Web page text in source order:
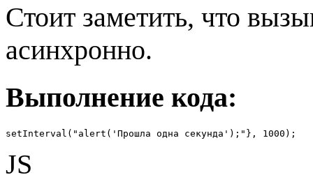
Стоит заметить, что
асинхронно.
Выполнение кода:
setInterval("alert('Прошла одна секунда');"}, 1000);
JS